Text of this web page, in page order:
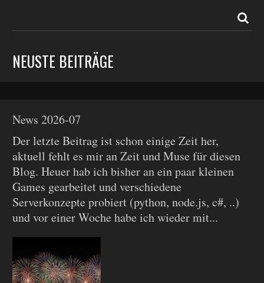
NEUSTE BEITRÄGE
News 2026-07
Der letzte Beitrag ist schon einige Zeit her,
aktuell fehlt es mir an Zeit und Muse für diesen
Blog. Heuer hab ich bisher an ein paar kleinen
Games gearbeitet und verschiedene
Serverkonzepte probiert (python, node.js, c#, ..)
und vor einer Woche habe ich wieder mit...